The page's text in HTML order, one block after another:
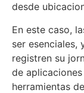
desde
En este caso,
ser esenciales,
registren su
de
herramientas